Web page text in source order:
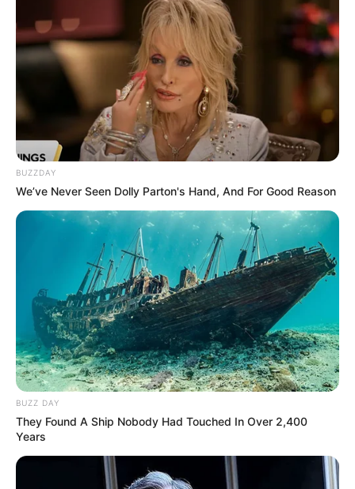
BUZZDAY
We’ve Never Seen Dolly Parton's Hand, And For Good Reason
BUZZ DAY
They Found A Ship Nobody Had Touched In Over 2,400
Years